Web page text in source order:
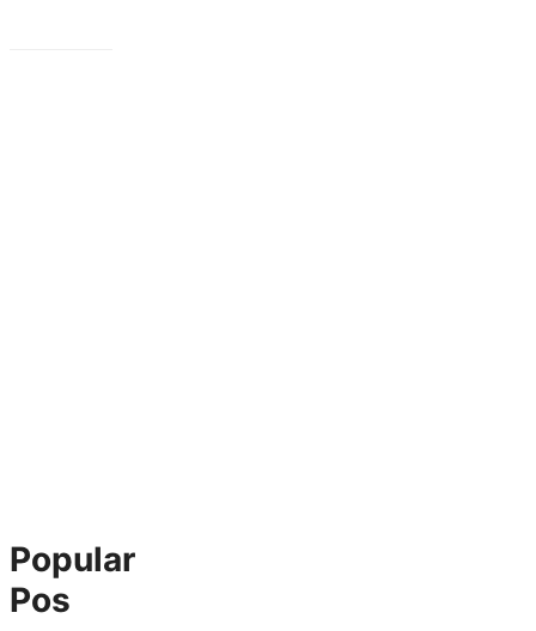
Popular
Pos